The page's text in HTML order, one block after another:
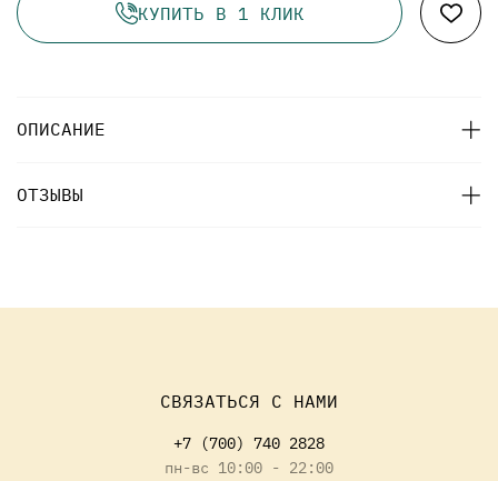
КУПИТЬ В 1 КЛИК
ОПИСАНИЕ
ОТЗЫВЫ
СВЯЗАТЬСЯ С НАМИ
+7 (700) 740 2828
пн-вс 10:00 - 22:00